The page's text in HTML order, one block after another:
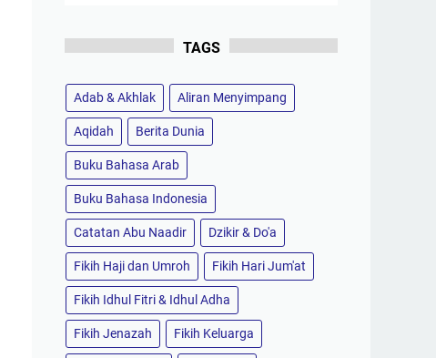
TAGS
Adab & Akhlak Aliran Menyimpang
Aqidah Berita Dunia
Buku Bahasa Arab
Buku Bahasa Indonesia
Catatan Abu Naadir Dzikir & Do'a
Fikih Haji dan Umroh Fikih Hari Jum'at
Fikih Idhul Fitri & Idhul Adha
Fikih Jenazah Fikih Keluarga